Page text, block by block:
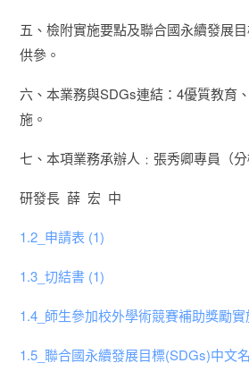
五、檢附實施要點及聯合國永續發展
供參。
六、本業務與SDGs連結：4優質教育
施。
七、本項業務承辦人﹕張秀卿專員（分
研發長 薛 宏 中
1.2_申請表 (1)
1.3_切結書 (1)
1.4_師生參加校外學術競賽補助獎勵
1.5_聯合國永續發展目標(SDGs)中文